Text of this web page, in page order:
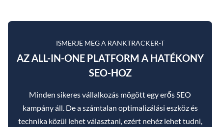
ISMERJE MEG A RANKTRACKER-T
AZ ALL-IN-ONE PLATFORM A HATÉKONY
SEO-HOZ
Minden sikeres vállalkozás mögött egy erős SEO
kampány áll. De a számtalan optimalizálási eszköz és
technika közül lehet választani, ezért nehéz lehet tudni,